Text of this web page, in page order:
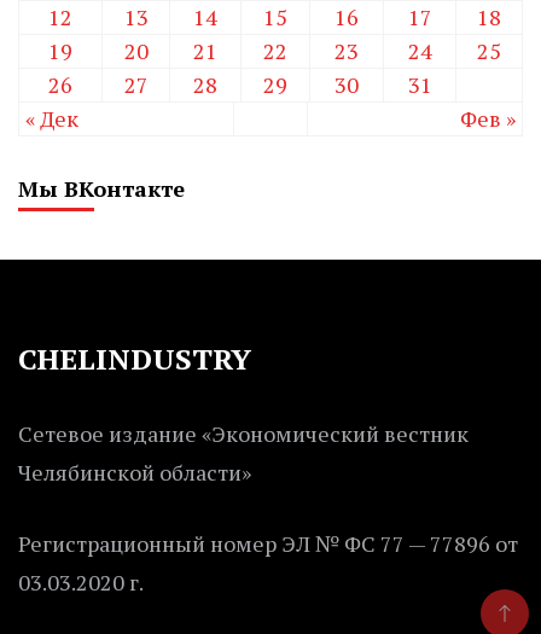
12
13 14 15 16 17
18
19
20 21 22 23 24
25
26
27 28 29 30
31
« Дек
Фев »
Мы ВКонтакте
CHELINDUSTRY
Сетевое издание «Экономический вестник
Челябинской области»
Регистрационный номер ЭЛ № ФС 77 — 77896 от
03.03.2020 г.